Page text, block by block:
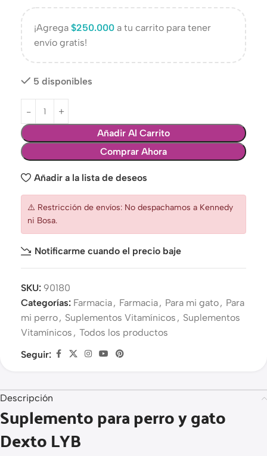
¡Agrega $250.000 a tu carrito para tener
envío gratis!
5 disponibles
Añadir Al Carrito
Comprar Ahora
Añadir a la lista de deseos
⚠️ Restricción de envíos: No despachamos a Kennedy
ni Bosa.
Notificarme cuando el precio baje
SKU: 90180
Categorías: Farmacia, Farmacia, Para mi gato, Para
mi perro, Suplementos Vitamínicos , Suplementos
Vitamínicos , Todos los productos
Seguir:
Descripción
Suplemento para perro y gato
Dexto LYB